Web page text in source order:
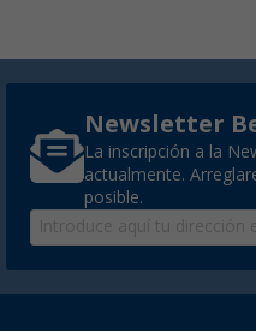
Newsletter
La inscripción a la
actualmente.
posible.